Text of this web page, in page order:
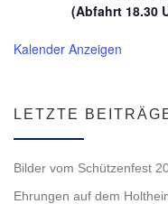
(Abfahrt 18.30
Kalender Anzeigen
LETZTE
Bilder vom Schützenfest
Ehrungen auf dem